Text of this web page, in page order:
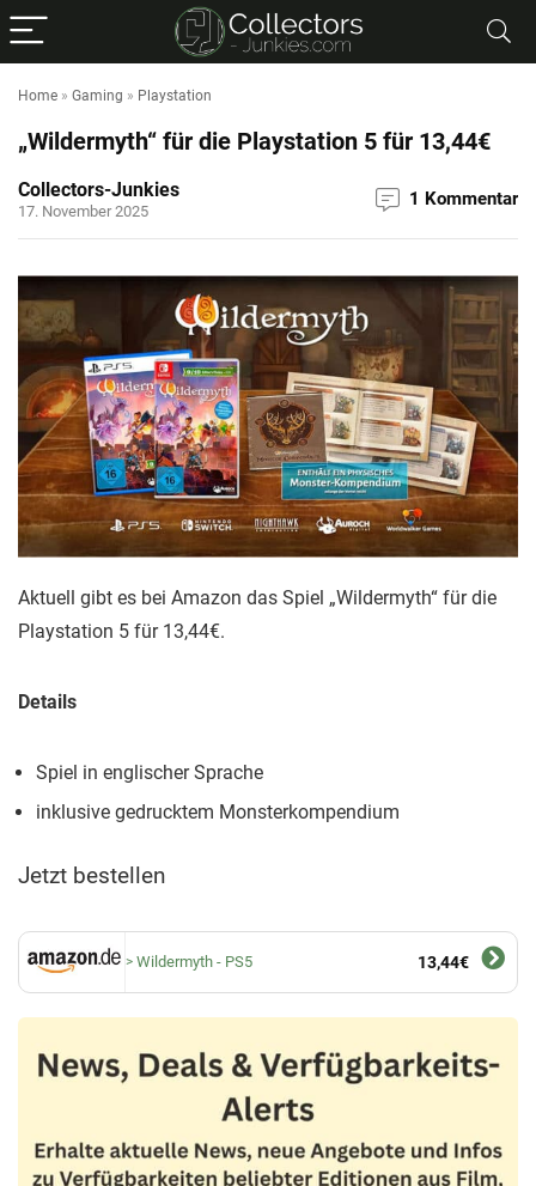
Home » Gaming » Playstation
„Wildermyth“ für die Playstation 5 für 13,44€
Collectors-Junkies
17. November 2025
1 Kommentar
Aktuell gibt es bei Amazon das Spiel „Wildermyth“ für die
Playstation 5 für 13,44€.
Details
Spiel in englischer Sprache
inklusive gedrucktem Monsterkompendium
Jetzt bestellen
Wildermyth - PS5 13,44€